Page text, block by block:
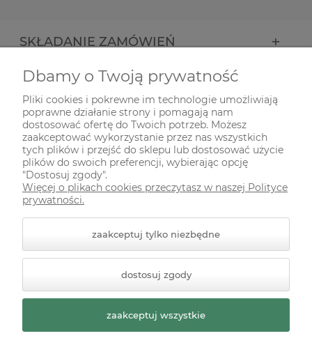
SKŁADANIE ZAMÓWIEŃ
INFORMACJE
ODWIEDŹ NAS NA
Styl graficzny ShopGadget.pl
Sklep internetowy Shoper
Premium
Dbamy o Twoją prywatność
Pliki cookies i pokrewne im technologie umożliwiają
poprawne działanie strony i pomagają nam
dostosować ofertę do Twoich potrzeb. Możesz
zaakceptować wykorzystanie przez nas wszystkich
tych plików i przejść do sklepu lub dostosować użycie
plików do swoich preferencji, wybierając opcję
"Dostosuj zgody".
Więcej o plikach cookies przeczytasz w naszej Polityce
prywatności.
zaakceptuj tylko niezbędne
dostosuj zgody
zaakceptuj wszystkie